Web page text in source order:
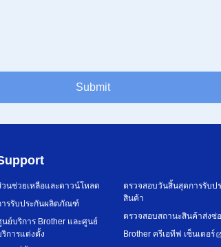
Submit
วนช่วยเหลือและดาวน์โหลด
ารรับประกันผลิตภัณฑ์
นย์บริการ Brother และศูนย์
การแต่งตั้ง
ตรวจสอบวันสิ้นสุดการรับป
สินค้า
ตรวจสอบสถานะสินค้าส่งซ่
Brother ครีเอทีฟ เซ็นเตอร์